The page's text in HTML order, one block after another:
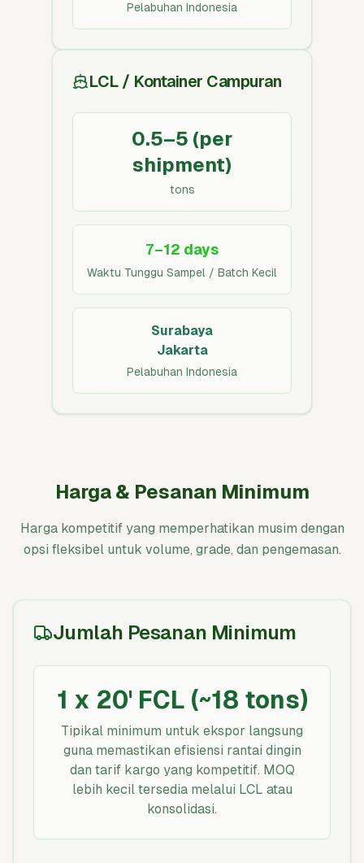
Pelabuhan Indonesia
LCL / Kontainer Campuran
0.5–5 (per
shipment)
tons
7–12 days
Waktu Tunggu Sampel / Batch Kecil
Surabaya
Jakarta
Pelabuhan Indonesia
Harga & Pesanan Minimum
Harga kompetitif yang memperhatikan musim dengan
opsi fleksibel untuk volume, grade, dan pengemasan.
Jumlah Pesanan Minimum
1 x 20' FCL (~18 tons)
Tipikal minimum untuk ekspor langsung
guna memastikan efisiensi rantai dingin
dan tarif kargo yang kompetitif. MOQ
lebih kecil tersedia melalui LCL atau
konsolidasi.